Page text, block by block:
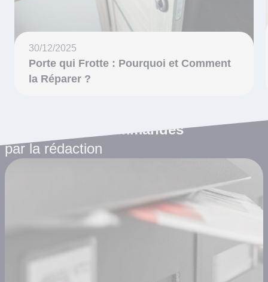
30/12/2025
Porte qui Frotte : Pourquoi et Comment
la Réparer ?
Les articles recommandés
par la rédaction